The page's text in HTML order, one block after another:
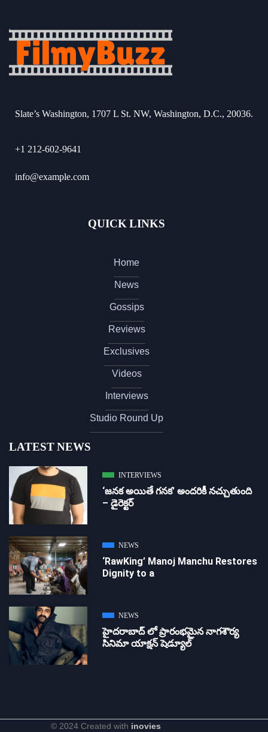
Slate’s Washington, 1707 L St. NW, Washington, D.C., 20036.
+1 212-602-9641
info@example.com
QUICK LINKS
Home
News
Gossips
Reviews
Exclusives
Videos
Interviews
Studio Round Up
LATEST NEWS
INTERVIEWS
‘జ‌న‌క అయితే గ‌న‌క‌’ అందరికీ నచ్చుతుంది
– డైరెక్ట‌ర్
NEWS
‘RawKing’ Manoj Manchu Restores
Dignity to a
NEWS
హైదరాబాద్ లో ప్రారంభమైన నాగశౌర్య
సినిమా యాక్షన్ షెడ్యూల్
© 2024 Created with inovies